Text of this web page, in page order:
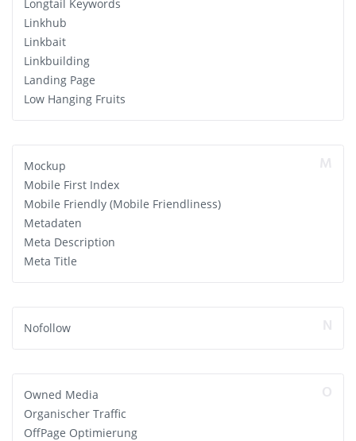
Longtail Keywords
Linkhub
Linkbait
Linkbuilding
Landing Page
Low Hanging Fruits
Mockup
Mobile First Index
Mobile Friendly (Mobile Friendliness)
Metadaten
Meta Description
Meta Title
Nofollow
Owned Media
Organischer Traffic
OffPage Optimierung